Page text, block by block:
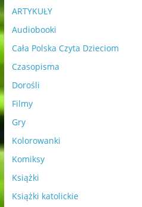
ARTYKUŁY
Audiobooki
Cała Polska Czyta Dzieciom
Czasopisma
Dorośli
Filmy
Gry
Kolorowanki
Komiksy
Książki
Książki katolickie